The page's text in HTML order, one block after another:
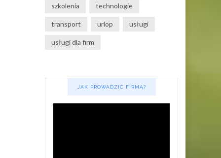
szkolenia technologie
transport urlop usługi
usługi dla firm
JAK PROWADZIĆ FIRMĄ?